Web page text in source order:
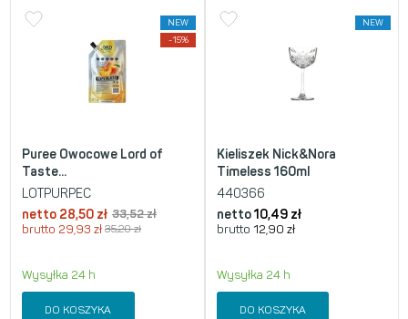
NEW
-15%
Puree Owocowe Lord of
Taste...
LOTPURPEC
netto 28,50 zł 33,52zł
brutto 29,93 zł 35,20zł
Wysyłka 24 h
DO KOSZYKA
NEW
Kieliszek Nick&Nora
Timeless 160ml
440366
netto 10,49 zł
brutto 12,90 zł
Wysyłka 24 h
DO KOSZYKA